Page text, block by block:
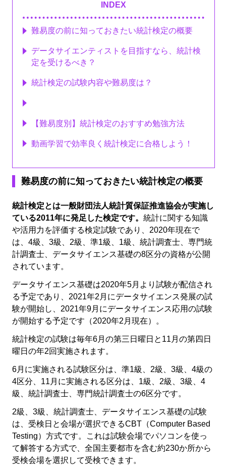
詳しいプロフィールはこちらINDEX
難易度の前に知っておきたい統計検定の概要
データサイエンティストを目指すなら、統計検
定を受けるべき？
統計検定の試験内容や難易度は？
【難易度別】統計検定のおすすめ勉強方法
動画学習で効率良く統計検定に合格しよう！
難易度の前に知っておきたい統計検定の概要
統計検定とは一般財団法人統計質保証推進協会が実施し
ている2011年に発足した検定です。 統計に関する知識
や活用力を評価する検定試験であり、2020年現在で
は、4級、3級、2級、準1級、1級、統計調査士、専門統
計調査士、データサイエンス基礎の8区分の資格が公開
されています。
データサイエンス基礎は2020年5月より試験が配信され
る予定であり、2021年2月にデータサイエンス発展の試
験が開始し、2021年9月にデータサイエンス応用の試験
が開始する予定です（2020年2月現在）。
統計検定の試験は毎年6月の第三日曜日と11月の第四日
曜日の年2回実施されます。
6月に実施される試験区分は、準1級、2級、3級、4級の
4区分、11月に実施される区分は、1級、2級、3級、4
級、統計調査士、専門統計調査士の6区分です。
2級、3級、統計調査士、データサイエンス基礎の試験
は、受検日と会場が選択できるCBT（Computer Based
Testing）方式です。これは試験会場でパソコンを使っ
て解答する方式で、全国主要都市を含む約230か所から
受検会場を選択して受検できます。